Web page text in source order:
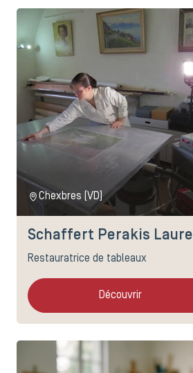
Chexbres (VD)
Schaffert Perakis Laure
Restauratrice de tableaux
Découvrir